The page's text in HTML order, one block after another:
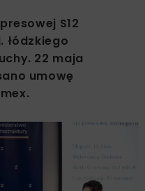
S12
łódzkiego
22 maja
umowę